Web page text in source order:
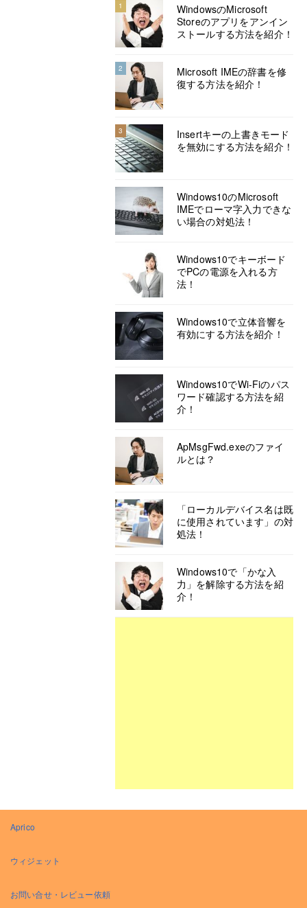
1
WindowsのMicrosoft
Storeのアプリをアンイン
ストールする方法を紹介！
2
Microsoft IMEの辞書を修
復する方法を紹介！
3
Insertキーの上書きモード
を無効にする方法を紹介！
Windows10のMicrosoft
IMEでローマ字入力できな
い場合の対処法！
Windows10でキーボード
でPCの電源を入れる方
法！
Windows10で立体音響を
有効にする方法を紹介！
Windows10でWi-Fiのパス
ワード確認する方法を紹
介！
ApMsgFwd.exeのファイ
ルとは？
「ローカルデバイス名は既
に使用されています」の対
処法！
Windows10で「かな入
力」を解除する方法を紹
介！
Aprico
ウィジェット
お問い合せ・レビュー依頼